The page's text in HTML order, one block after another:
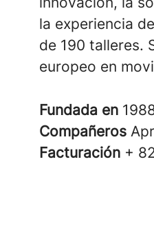
la experiencia
de 190 talleres.
europeo en
Fundada en
Compañeros
Facturación +